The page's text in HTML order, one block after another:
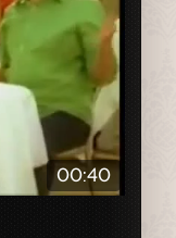
00:40